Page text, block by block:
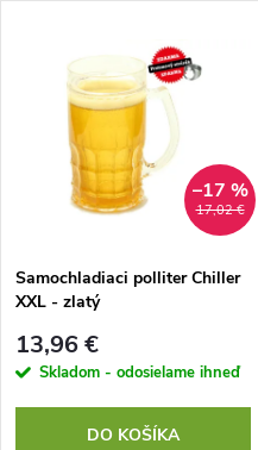
17,02 €
–17 %
Samochladiaci polliter Chiller
XXL - zlatý
13,96 €
Skladom - odosielame ihneď
DO KOŠÍKA